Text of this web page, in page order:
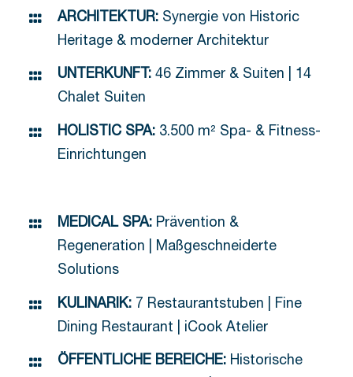
ARCHITEKTUR: Synergie von Historic
Heritage & moderner Architektur
UNTERKUNFT: 46 Zimmer & Suiten | 14
Chalet Suiten
HOLISTIC SPA: 3.500 m² Spa- & Fitness-
Einrichtungen
MEDICAL SPA: Prävention &
Regeneration | Maßgeschneiderte
Solutions
KULINARIK: 7 Restaurantstuben | Fine
Dining Restaurant | iCook Atelier
ÖFFENTLICHE BEREICHE: Historische